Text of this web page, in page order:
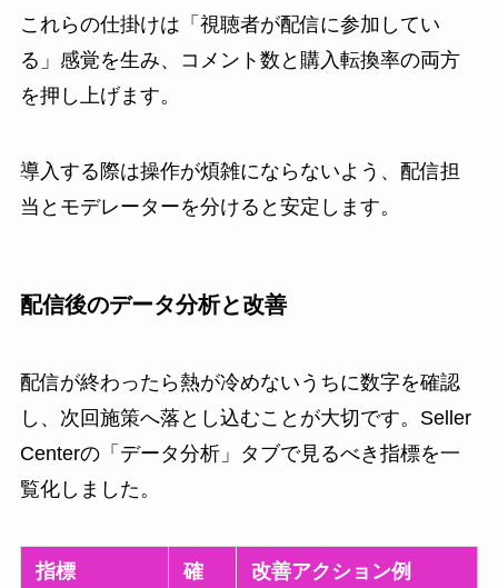
これらの仕掛けは「視聴者が配信に参加してい
る」感覚を生み、コメント数と購入転換率の両方
を押し上げます。
導入する際は操作が煩雑にならないよう、配信担
当とモデレーターを分けると安定します。
配信後のデータ分析と改善
配信が終わったら熱が冷めないうちに数字を確認
し、次回施策へ落とし込むことが大切です。Seller
Centerの「データ分析」タブで見るべき指標を一
覧化しました。
指標
確
改善アクション例